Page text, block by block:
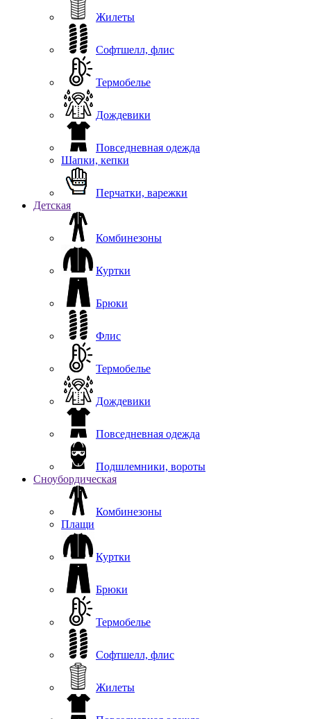
Жилеты
Софтшелл, флис
Термобелье
Дождевики
Повседневная одежда
Шапки, кепки
Перчатки, варежки
Детская
Комбинезоны
Куртки
Брюки
Флис
Термобелье
Дождевики
Повседневная одежда
Подшлемники, вороты
Сноубордическая
Комбинезоны
Плащи
Куртки
Брюки
Термобелье
Софтшелл, флис
Жилеты